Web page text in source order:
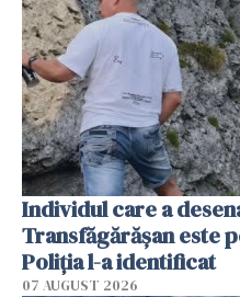
Individul care a
Transfăgărășan este
Poliția l-a identificat
07 AUGUST 2026